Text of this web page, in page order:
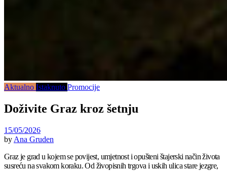
Aktualno Istaknuto Promocije
Doživite Graz kroz šetnju
15/05/2026
by Ana Gruden
Graz je grad u kojem se povijest, umjetnost i opušteni štajerski način života
susreću na svakom koraku. Od živopisnih trgova i uskih ulica stare jezgre,